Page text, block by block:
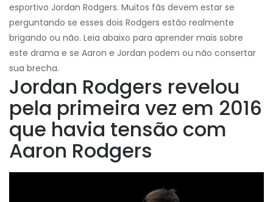
esportivo Jordan Rodgers. Muitos fãs devem estar se
perguntando se esses dois Rodgers estão realmente
brigando ou não. Leia abaixo para aprender mais sobre
este drama e se Aaron e Jordan podem ou não consertar
sua brecha.
Jordan Rodgers revelou
pela primeira vez em 2016
que havia tensão com
Aaron Rodgers